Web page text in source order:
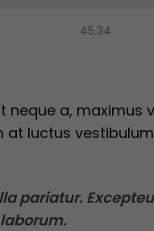
45.34
a, maximus
luctus
pariatur.